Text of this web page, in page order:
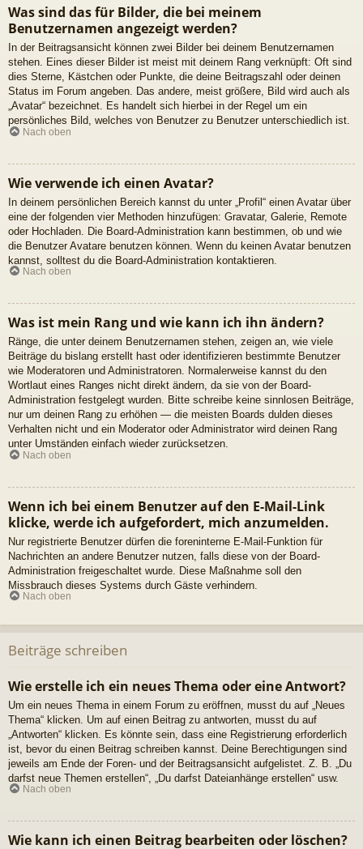
Was sind das für Bilder, die bei meinem
Benutzernamen angezeigt werden?
In der Beitragsansicht können zwei Bilder bei deinem Benutzernamen
stehen. Eines dieser Bilder ist meist mit deinem Rang verknüpft: Oft sind
dies Sterne, Kästchen oder Punkte, die deine Beitragszahl oder deinen
Status im Forum angeben. Das andere, meist größere, Bild wird auch als
„Avatar“ bezeichnet. Es handelt sich hierbei in der Regel um ein
persönliches Bild, welches von Benutzer zu Benutzer unterschiedlich ist.
Nach oben
Wie verwende ich einen Avatar?
In deinem persönlichen Bereich kannst du unter „Profil“ einen Avatar über
eine der folgenden vier Methoden hinzufügen: Gravatar, Galerie, Remote
oder Hochladen. Die Board-Administration kann bestimmen, ob und wie
die Benutzer Avatare benutzen können. Wenn du keinen Avatar benutzen
kannst, solltest du die Board-Administration kontaktieren.
Nach oben
Was ist mein Rang und wie kann ich ihn ändern?
Ränge, die unter deinem Benutzernamen stehen, zeigen an, wie viele
Beiträge du bislang erstellt hast oder identifizieren bestimmte Benutzer
wie Moderatoren und Administratoren. Normalerweise kannst du den
Wortlaut eines Ranges nicht direkt ändern, da sie von der Board-
Administration festgelegt wurden. Bitte schreibe keine sinnlosen Beiträge,
nur um deinen Rang zu erhöhen — die meisten Boards dulden dieses
Verhalten nicht und ein Moderator oder Administrator wird deinen Rang
unter Umständen einfach wieder zurücksetzen.
Nach oben
Wenn ich bei einem Benutzer auf den E-Mail-Link
klicke, werde ich aufgefordert, mich anzumelden.
Nur registrierte Benutzer dürfen die foreninterne E-Mail-Funktion für
Nachrichten an andere Benutzer nutzen, falls diese von der Board-
Administration freigeschaltet wurde. Diese Maßnahme soll den
Missbrauch dieses Systems durch Gäste verhindern.
Nach oben
Beiträge schreiben
Wie erstelle ich ein neues Thema oder eine Antwort?
Um ein neues Thema in einem Forum zu eröffnen, musst du auf „Neues
Thema“ klicken. Um auf einen Beitrag zu antworten, musst du auf
„Antworten“ klicken. Es könnte sein, dass eine Registrierung erforderlich
ist, bevor du einen Beitrag schreiben kannst. Deine Berechtigungen sind
jeweils am Ende der Foren- und der Beitragsansicht aufgelistet. Z. B. „Du
darfst neue Themen erstellen“, „Du darfst Dateianhänge erstellen“ usw.
Nach oben
Wie kann ich einen Beitrag bearbeiten oder löschen?